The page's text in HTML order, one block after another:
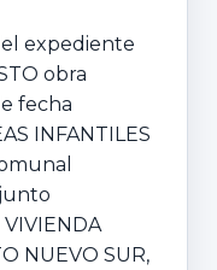
expediente
obra
fecha
INFANTILES
NUEVO SUR,